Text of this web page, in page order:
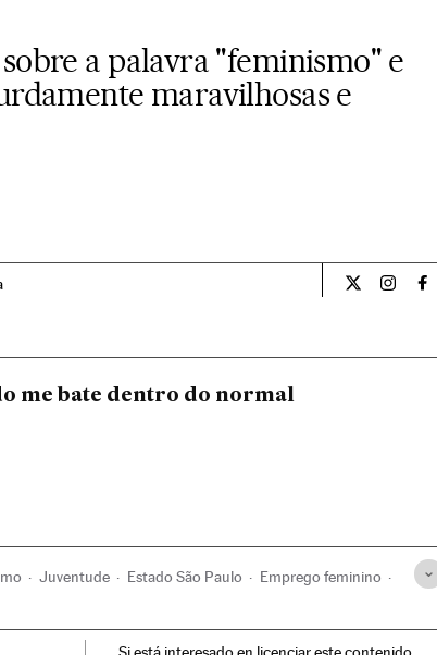
a palavra "feminismo" e
maravilhosas e
Opiniao El
me bate dentro do normal
Juventude Estado São Paulo Emprego feminino